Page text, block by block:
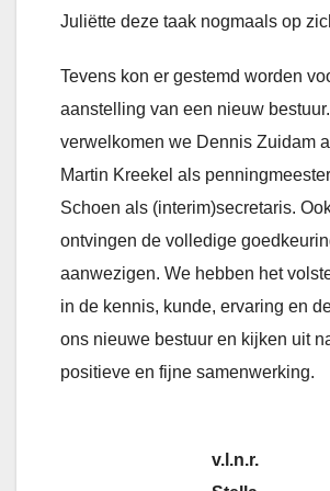
Juliëtte deze taak nogmaals op
Tevens kon er gestemd worden
aanstelling van een nieuw
verwelkomen we Dennis Zuidam
Martin Kreekel als
Schoen als (interim)secretaris.
ontvingen de volledige
aanwezigen. We hebben het
in de kennis, kunde, ervaring en
ons nieuwe bestuur en kijken uit
positieve en fijne samenwerking.
v.l.n.r.